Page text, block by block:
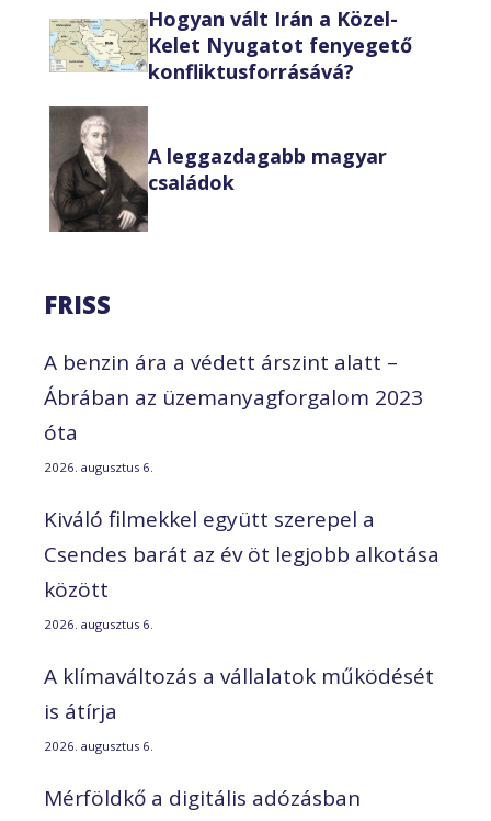
Hogyan vált Irán a Közel-
Kelet Nyugatot fenyegető
konfliktusforrásává?
A leggazdagabb magyar
családok
FRISS
A benzin ára a védett árszint alatt –
Ábrában az üzemanyagforgalom 2023
óta
2026. augusztus 6.
Kiváló filmekkel együtt szerepel a
Csendes barát az év öt legjobb alkotása
között
2026. augusztus 6.
A klímaváltozás a vállalatok működését
is átírja
2026. augusztus 6.
Mérföldkő a digitális adózásban